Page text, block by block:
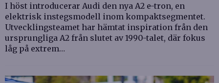
I höst introducerar Audi den nya A2 e-tron, en
elektrisk instegsmodell inom kompaktsegmentet.
Utvecklingsteamet har hämtat inspiration från den
ursprungliga A2 från slutet av 1990-talet, där fokus
låg på extrem…